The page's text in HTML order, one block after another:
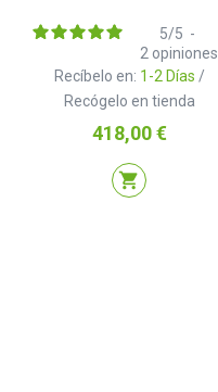
Recíbelo en: 1-2 Días /
Recógelo en tienda
5/5 -
2 opiniones
Precio
418,00 €
shopping_cart